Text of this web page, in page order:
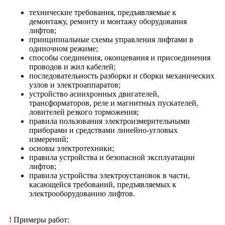
технические требования, предъявляемые к
демонтажу, ремонту и монтажу оборудования
лифтов;
принципиальные схемы управления лифтами в
одиночном режиме;
способы соединения, оконцевания и присоединения
проводов и жил кабелей;
последовательность разборки и сборки механических
узлов и электроаппаратов;
устройство асинхронных двигателей,
трансформаторов, реле и магнитных пускателей,
ловителей резкого торможения;
правила пользования электроизмерительными
приборами и средствами линейно-угловых
измерений;
основы электротехники;
правила устройства и безопасной эксплуатации
лифтов;
правила устройства электроустановок в части,
касающейся требований, предъявляемых к
электрооборудованию лифтов.
! Примеры работ: